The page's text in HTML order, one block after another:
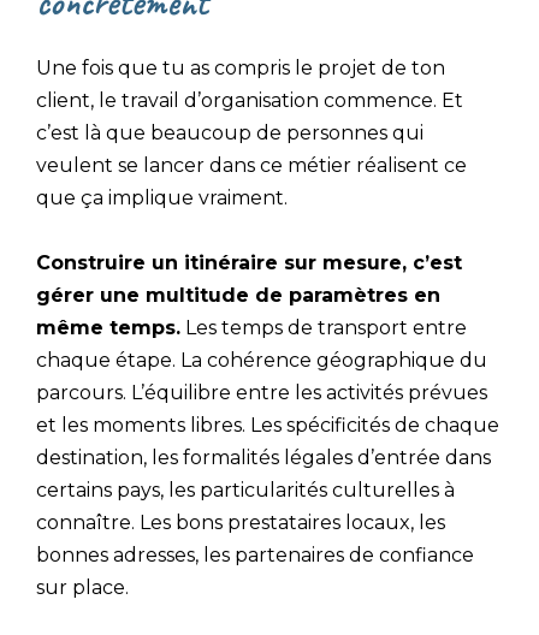
Une fois que tu as compris le projet de ton
client, le travail d’organisation commence. Et
c’est là que beaucoup de personnes qui
veulent se lancer dans ce métier réalisent ce
que ça implique vraiment.
Construire un itinéraire sur mesure, c’est
gérer une multitude de paramètres en
même temps. Les temps de transport entre
chaque étape. La cohérence géographique du
parcours. L’équilibre entre les activités prévues
et les moments libres. Les spécificités de chaque
destination, les formalités légales d’entrée dans
certains pays, les particularités culturelles à
connaître. Les bons prestataires locaux, les
bonnes adresses, les partenaires de confiance
sur place.